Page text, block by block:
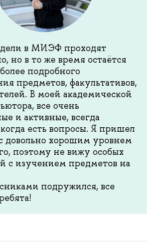
в МИЭФ проходят
но в то же время остаётся
подробного
предметов, факультативов,
В моей академической
все очень
и активные, всегда
есть вопросы. Я пришел
хорошим уровнем
поэтому не вижу особых
с изучением предметов на
подружился, все